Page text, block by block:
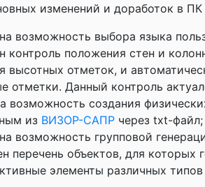
изменений и доработок в
возможность выбора языка
контроль положения стен и
высотных отметок, и
отметки. Данный контроль
возможность создания
из ВИЗОР-САПРчерез txt-файл;
возможность групповой
перечень объектов, для
элементы различных